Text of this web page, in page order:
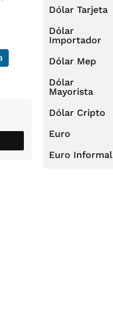
Dólar Tarjeta
Dólar
Importador
Dólar Mep
Dólar
Mayorista
Dólar Cripto
Euro
Euro Informal